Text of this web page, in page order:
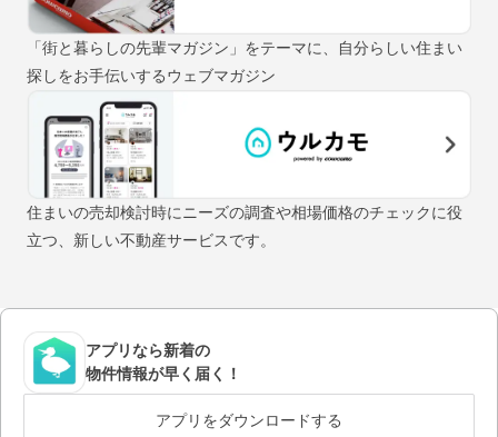
「街と暮らしの先輩マガジン」をテーマに、自分らしい住まい
探しをお手伝いするウェブマガジン
住まいの売却検討時にニーズの調査や相場価格のチェックに役
立つ、新しい不動産サービスです。
アプリなら新着の
物件情報が早く届く！
アプリをダウンロードする